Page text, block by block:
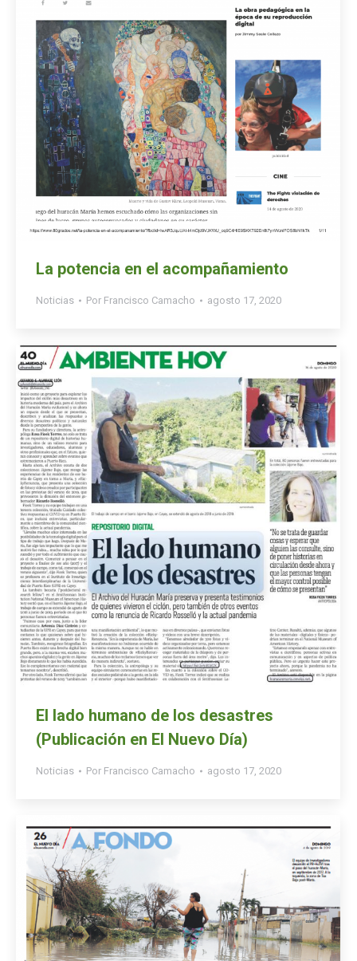
La potencia en el acompañamiento
Noticias Por Francisco Camacho agosto 17, 2020
El lado humano de los desastres
(Publicación en El Nuevo Día)
Noticias Por Francisco Camacho agosto 17, 2020